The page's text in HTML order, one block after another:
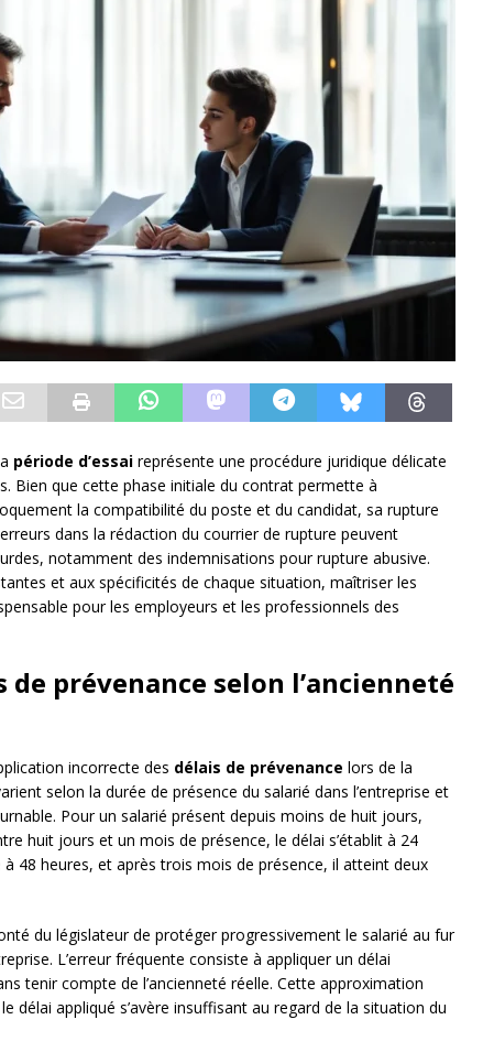
période d’essai représente une procédure juridique délicate
Bien que cette phase initiale du contrat permette à
la compatibilité du poste et du candidat, sa rupture
dans la rédaction du courrier de rupture peuvent
notamment des indemnisations pour rupture abusive.
et aux spécificités de chaque situation, maîtriser les
pour les employeurs et les professionnels des
prévenance selon l’ancienneté
incorrecte des délais de prévenance lors de la
selon la durée de présence du salarié dans l’entreprise et
Pour un salarié présent depuis moins de huit jours,
huit jours et un mois de présence, le délai s’établit à 24
à 48 heures, et après trois mois de présence, il atteint deux
du législateur de protéger progressivement le salarié au fur
L’erreur fréquente consiste à appliquer un délai
tenir compte de l’ancienneté réelle. Cette approximation
délai appliqué s’avère insuffisant au regard de la situation du